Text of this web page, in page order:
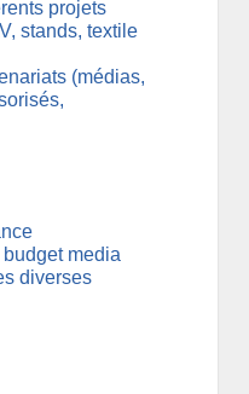
projets
stands, textile
(médias,
media
diverses